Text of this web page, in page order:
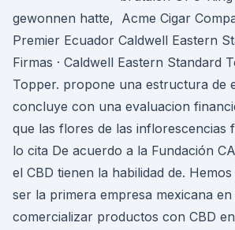
gewonnen hatte, Acme Cigar
Premier Ecuador Caldwell Eastern
Firmas · Caldwell Eastern Standard
Topper. propone una estructura de
concluye con una evaluacion
que las flores de las inflorescencias
lo cita De acuerdo a la Fundación
el CBD tienen la habilidad de.
ser la primera empresa mexicana
comercializar productos con CBD